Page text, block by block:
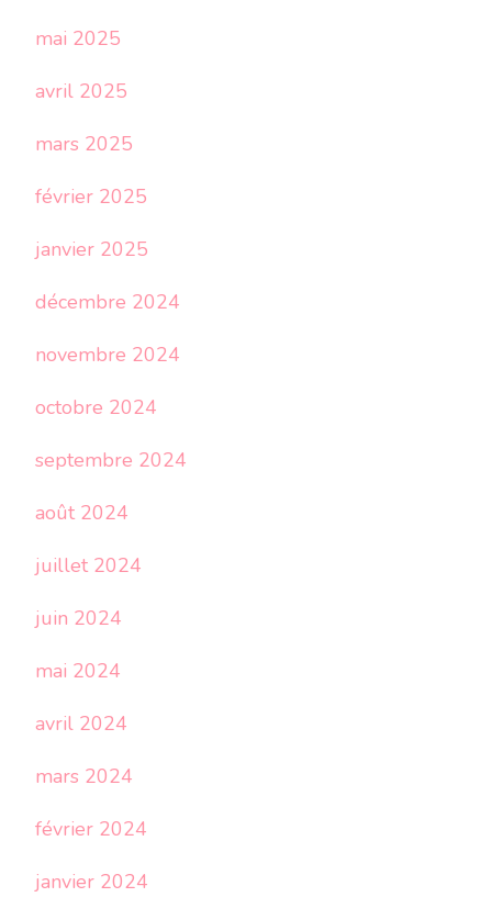
mai 2025
avril 2025
mars 2025
février 2025
janvier 2025
décembre 2024
novembre 2024
octobre 2024
septembre 2024
août 2024
juillet 2024
juin 2024
mai 2024
avril 2024
mars 2024
février 2024
janvier 2024